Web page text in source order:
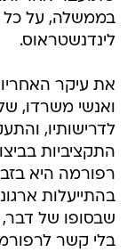
בממשלה, על
לינדנשטראוס.
את עיקר
ואנשי משרדו,
לדרישותיו,
התקציביות
רפורמה היא
בהתייעלות
שבסופו של דבר,
בלי קשר